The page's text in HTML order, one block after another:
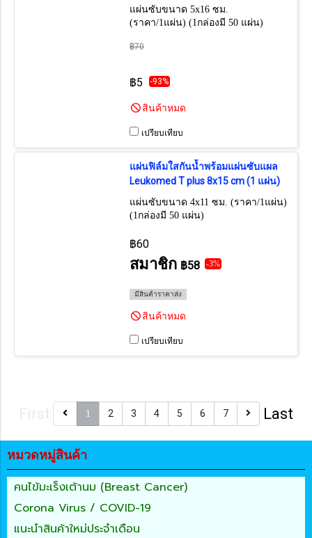
แผ่นซับขนาด 5x16 ซม.
(ราคา/1แผ่น) (1กล่องมี 50 แผ่น)
฿70
฿5 -93%
สินค้าหมด
เปรียบเทียบ
แผ่นฟิล์มใสกันน้ำพร้อมแผ่นซับแผล
Leukomed T plus 8x15 cm (1 แผ่น)
แผ่นซับขนาด 4x11 ซม. (ราคา/1แผ่น)
(1กล่องมี 50 แผ่น)
฿60
สมาชิก ฿58 -3%
มีสินค้าราคาส่ง
สินค้าหมด
เปรียบเทียบ
1 2 3 4 5 6 7 Last
หมวดหมู่สินค้า
คนไข้มะเร็งเต้านม (Breast Cancer)
Corona Virus / COVID-19
แนะนำสินค้าใหม่ประจำเดือน